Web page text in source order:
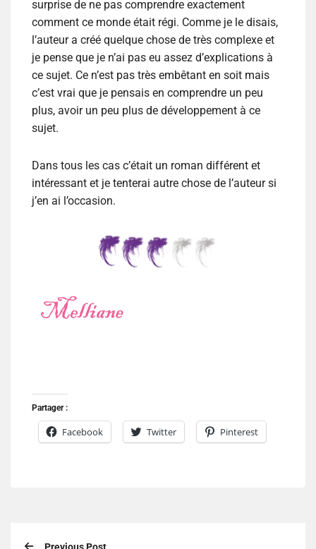
surprise de ne pas comprendre exactement
comment ce monde était régi. Comme je le disais,
l’auteur a créé quelque chose de très complexe et
je pense que je n’ai pas eu assez d’explications à
ce sujet. Ce n’est pas très embêtant en soit mais
c’est vrai que je pensais en comprendre un peu
plus, avoir un peu plus de développement à ce
sujet.
Dans tous les cas c’était un roman différent et
intéressant et je tenterai autre chose de l’auteur si
j’en ai l’occasion.
Partager :
Facebook Twitter Pinterest